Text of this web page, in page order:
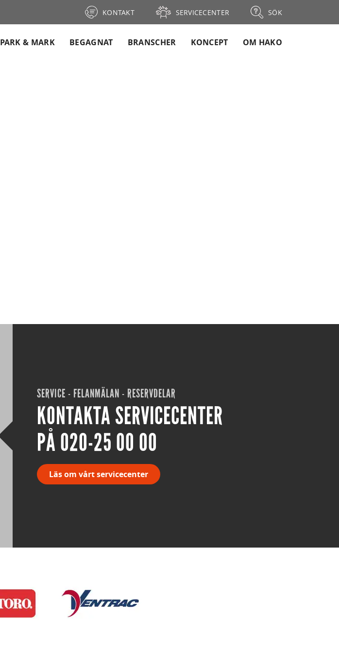
KONTAKT SERVICECENTER SÖK
PARK & MARK BEGAGNAT BRANSCHER KONCEPT OM HAKO
SERVICE - FELANMÄLAN - RESERVDELAR
KONTAKTA SERVICECENTER
PÅ 020-25 00 00
Läs om vårt servicecenter